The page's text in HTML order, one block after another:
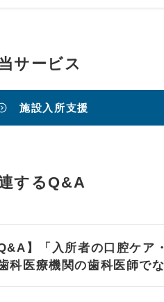
サービス
施設入所支援
するQ&A
Q&A】「入所者の口腔ケ
科医療機関の歯科医師で